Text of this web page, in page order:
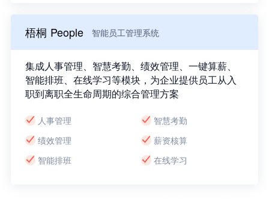
梧桐 People 智能员工管理系统
集成人事管理、智慧考勤、绩效管理、一键算薪、
智能排班、在线学习等模块，为企业提供员工从入
职到离职全生命周期的综合管理方案
人事管理
智慧考勤
绩效管理
薪资核算
智能排班
在线学习